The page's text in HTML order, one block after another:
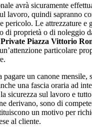
avrà sicuramente
lavoro, quindi sapranno
pericolo. Le attrezzature e
di proprietà o di noleggio
Piazza Vittorio
particolare
pagare un canone mensile,
una fascia oraria ad
sicurezza sul lavoro e
derivano, sono di
un motivo per
al cliente.